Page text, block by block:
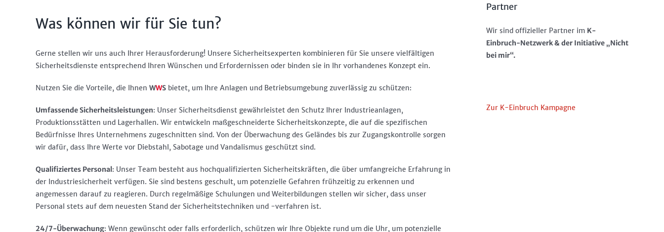
Was können wir für Sie tun?
Gerne stellen wir uns auch Ihrer Herausforderung! Unsere Sicherheitsexperten kombinieren für Sie unsere vielfältigen
Sicherheitsdienste entsprechend Ihren Wünschen und Erfordernissen oder binden sie in Ihr vorhandenes Konzept ein.
Nutzen Sie die Vorteile, die Ihnen WWS bietet, um Ihre Anlagen und Betriebsumgebung zuverlässig zu schützen:
Umfassende Sicherheitsleistungen: Unser Sicherheitsdienst gewährleistet den Schutz Ihrer Industrieanlagen,
Produktionsstätten und Lagerhallen. Wir entwickeln maßgeschneiderte Sicherheitskonzepte, die auf die spezifischen
Bedürfnisse Ihres Unternehmens zugeschnitten sind. Von der Überwachung des Geländes bis zur Zugangskontrolle sorgen
wir dafür, dass Ihre Werte vor Diebstahl, Sabotage und Vandalismus geschützt sind.
Qualifiziertes Personal: Unser Team besteht aus hochqualifizierten Sicherheitskräften, die über umfangreiche Erfahrung in
der Industriesicherheit verfügen. Sie sind bestens geschult, um potenzielle Gefahren frühzeitig zu erkennen und
angemessen darauf zu reagieren. Durch regelmäßige Schulungen und Weiterbildungen stellen wir sicher, dass unser
Personal stets auf dem neuesten Stand der Sicherheitstechniken und -verfahren ist.
24/7-Überwachung: Wenn gewünscht oder falls erforderlich, schützen wir Ihre Objekte rund um die Uhr, um potenzielle
Partner
Wir sind offizieller Partner im K-
Einbruch-Netzwerk & der Initiative „Nicht
bei mir“.
Zur K-Einbruch Kampagne